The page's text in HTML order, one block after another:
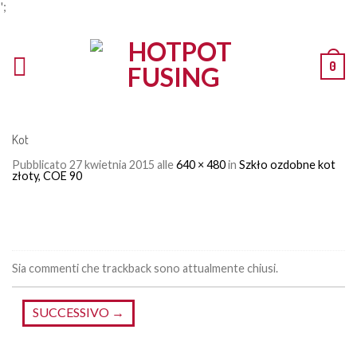
';
0
Kot
Pubblicato 27 kwietnia 2015 alle640 × 480in Szkło ozdobne kot
złoty, COE 90
Sia commenti che trackback sono attualmente chiusi.
SUCCESSIVO →